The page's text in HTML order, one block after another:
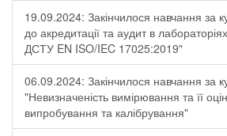
19.09.2024: Закінчилося навчання за
до акредитації та аудит в
ДСТУ EN ISO/IEC 17025:2019"
06.09.2024: Закінчилося навчання за
"Невизначеність вимірювання та її
випробування та калібрування"